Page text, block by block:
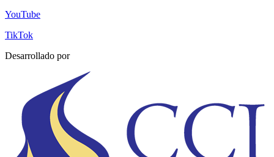
YouTube
TikTok
Desarrollado por